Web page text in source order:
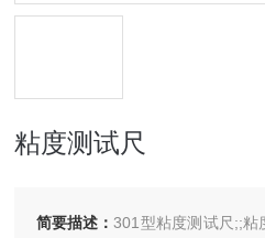
粘度测试尺
简要描述：301型粘度测试尺;;粘